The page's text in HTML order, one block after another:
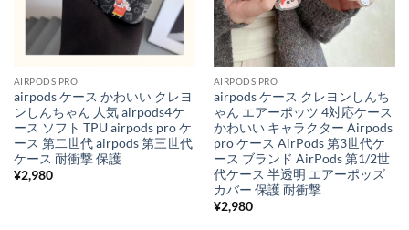
AIRPODS PRO
airpods ケース かわいい クレヨ
ンしんちゃん 人気 airpods4ケ
ース ソフト TPU airpods pro ケ
ース 第二世代 airpods 第三世代
ケース 耐衝撃 保護
¥2,980
AIRPODS PRO
airpods ケース クレヨンしんち
ゃん エアーポッツ 4対応ケース
かわいい キャラクター Airpods
pro ケース AirPods 第3世代ケ
ース ブランド AirPods 第1/2世
代ケース 半透明 エアーポッズ
カバー 保護 耐衝撃
¥2,980